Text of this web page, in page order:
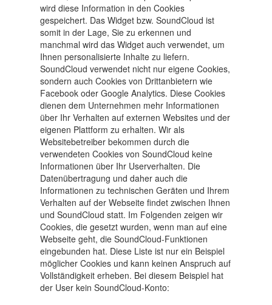
wird diese Information in den Cookies
gespeichert. Das Widget bzw. SoundCloud ist
somit in der Lage, Sie zu erkennen und
manchmal wird das Widget auch verwendet, um
Ihnen personalisierte Inhalte zu liefern.
SoundCloud verwendet nicht nur eigene Cookies,
sondern auch Cookies von Drittanbietern wie
Facebook oder Google Analytics. Diese Cookies
dienen dem Unternehmen mehr Informationen
über Ihr Verhalten auf externen Websites und der
eigenen Plattform zu erhalten. Wir als
Websitebetreiber bekommen durch die
verwendeten Cookies von SoundCloud keine
Informationen über Ihr Userverhalten. Die
Datenübertragung und daher auch die
Informationen zu technischen Geräten und Ihrem
Verhalten auf der Webseite findet zwischen Ihnen
und SoundCloud statt. Im Folgenden zeigen wir
Cookies, die gesetzt wurden, wenn man auf eine
Webseite geht, die SoundCloud-Funktionen
eingebunden hat. Diese Liste ist nur ein Beispiel
möglicher Cookies und kann keinen Anspruch auf
Vollständigkeit erheben. Bei diesem Beispiel hat
der User kein SoundCloud-Konto: